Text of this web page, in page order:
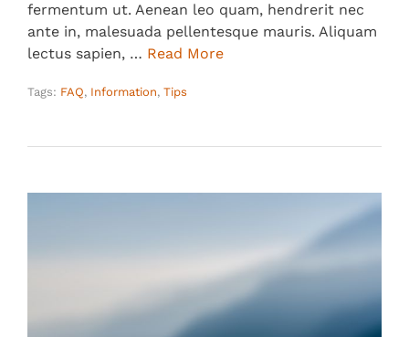
fermentum ut. Aenean leo quam, hendrerit nec
ante in, malesuada pellentesque mauris. Aliquam
lectus sapien, … Read More
Tags: FAQ, Information, Tips